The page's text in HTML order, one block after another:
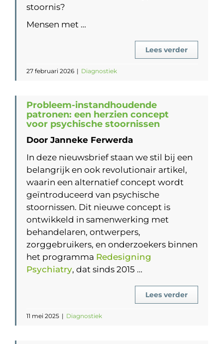
stoornis?
Mensen met …
Lees verder
27 februari 2026 | Diagnostiek
Probleem-instandhoudende
patronen: een herzien concept
voor psychische stoornissen
Door Janneke Ferwerda
In deze nieuwsbrief staan we stil bij een
belangrijk en ook revolutionair artikel,
waarin een alternatief concept wordt
geïntroduceerd van psychische
stoornissen. Dit nieuwe concept is
ontwikkeld in samenwerking met
behandelaren, ontwerpers,
zorggebruikers, en onderzoekers binnen
het programma Redesigning
Psychiatry, dat sinds 2015 …
Lees verder
11 mei 2025 | Diagnostiek